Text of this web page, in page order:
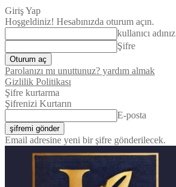
Giriş Yap
Hoşgeldiniz! Hesabınızda oturum açın.
kullanıcı adınız
Şifre
Parolanızı mı unuttunuz? yardım almak
Gizlilik Politikası
Şifre kurtarma
Şifrenizi Kurtarın
E-posta
Email adresine yeni bir şifre gönderilecek.